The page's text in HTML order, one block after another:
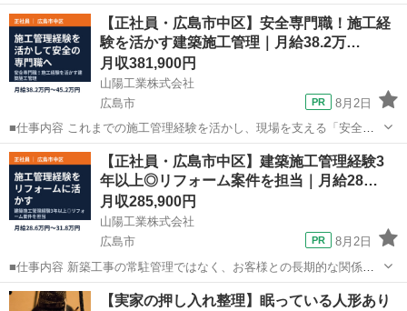
【正社員・広島市中区】安全専門職！施工経
験を活かす建築施工管理｜月給38.2万…
月収381,900円
山陽工業株式会社
広島市
8月2日
■仕事内容 これまでの施工管理経験を活かし、現場を支える「安全の
専門職」として活躍できます。 現場常駐ではなく本社から各現場を巡
回します。 安全パトロール、安全会議等の準備、書類や法のチェック
など、 安全に関する業務...
広島 広島市 土木 業務
【正社員・広島市中区】建築施工管理経験3
年以上◎リフォーム案件を担当｜月給28…
月収285,900円
山陽工業株式会社
広島市
8月2日
■仕事内容 新築工事の常駐管理ではなく、お客様との長期的な関係作
りを重視します。 今まで依頼をして貰ったお客様を中心に依頼を受け
メンテ・修繕・改修・増築等大小様々な工事を受注します。 あなたの
広島 広島市 土木 株式会社
【実家の押し入れ整理】眠っている人形あり